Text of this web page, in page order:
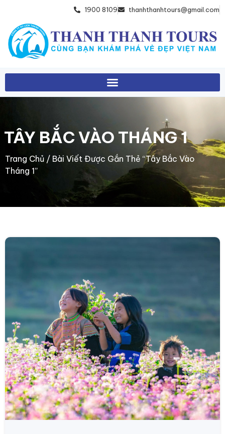
1900 8109 thanhthanhtours@gmail.com
TÂY BẮC VÀO THÁNG 1
Trang Chủ / Bài Viết Được Gắn Thẻ “tây Bắc Vào
Tháng 1”